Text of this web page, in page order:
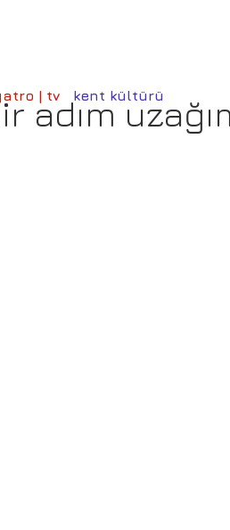
adım
| tv kent kültürü